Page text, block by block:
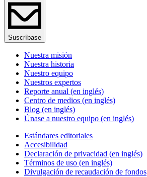
Suscríbase
Nuestra misión
Nuestra historia
Nuestro equipo
Nuestros expertos
Reporte anual (en inglés)
Centro de medios (en inglés)
Blog (en inglés)
Únase a nuestro equipo (en inglés)
Estándares editoriales
Accesibilidad
Declaración de privacidad (en inglés)
Términos de uso (en inglés)
Divulgación de recaudación de fondos